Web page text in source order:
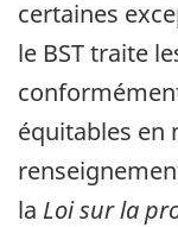
certaines
le BST traite
équitables en
la Loi sur la